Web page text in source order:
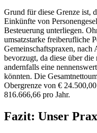
Grund für diese Grenze ist,
Einkünfte von
Besteuerung unterliegen.
umsatzstarke freiberufliche
Gemeinschaftspraxen,
bevorzugt, da diese über
andernfalls eine
könnten. Die
Obergrenze von €
816.666,66 pro Jahr.
Fazit: Unser